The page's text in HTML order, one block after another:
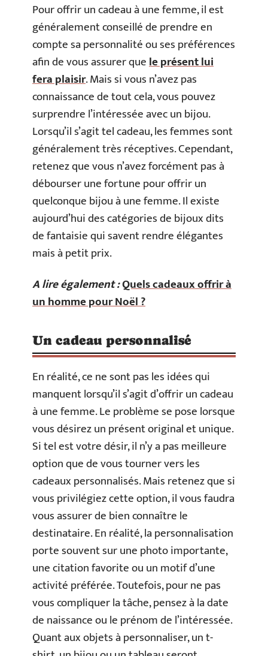
Pour offrir un cadeau à une femme, il est
généralement conseillé de prendre en
compte sa personnalité ou ses préférences
afin de vous assurer quele présent lui
fera plaisir. Mais si vous n’avez pas
connaissance de tout cela, vous pouvez
surprendre l’intéressée avec un bijou.
Lorsqu’il s’agit tel cadeau, les femmes sont
généralement très réceptives. Cependant,
retenez que vous n’avez forcément pas à
débourser une fortune pour offrir un
quelconque bijou à une femme. Il existe
aujourd’hui des catégories de bijoux dits
de fantaisie qui savent rendre élégantes
mais à petit prix.
A lire également :Quels cadeaux offrir à
un homme pour Noël ?
Un cadeau personnalisé
En réalité, ce ne sont pas les idées qui
manquent lorsqu’il s’agit d’offrir un cadeau
à une femme. Le problème se pose lorsque
vous désirez un présent original et unique.
Si tel est votre désir, il n’y a pas meilleure
option que de vous tourner vers les
cadeaux personnalisés. Mais retenez que si
vous privilégiez cette option, il vous faudra
vous assurer de bien connaître le
destinataire. En réalité, la personnalisation
porte souvent sur une photo importante,
une citation favorite ou un motif d’une
activité préférée. Toutefois, pour ne pas
vous compliquer la tâche, pensez à la date
de naissance ou le prénom de l’intéressée.
Quant aux objets à personnaliser, un t-